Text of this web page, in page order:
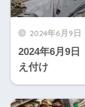
2024年6月9日
2024年6月9日
え付け